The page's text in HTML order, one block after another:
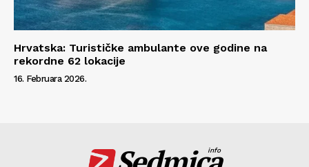
Hrvatska: Turističke ambulante ove godine na
rekordne 62 lokacije
16. Februara 2026.
info